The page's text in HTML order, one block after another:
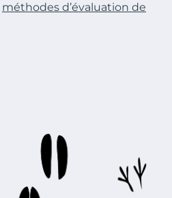
méthodes d’évaluation de